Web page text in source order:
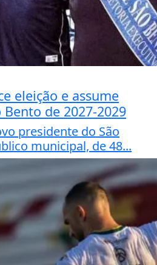
eleição e assume
de 2027-2029
presidente do São
municipal, de 48...